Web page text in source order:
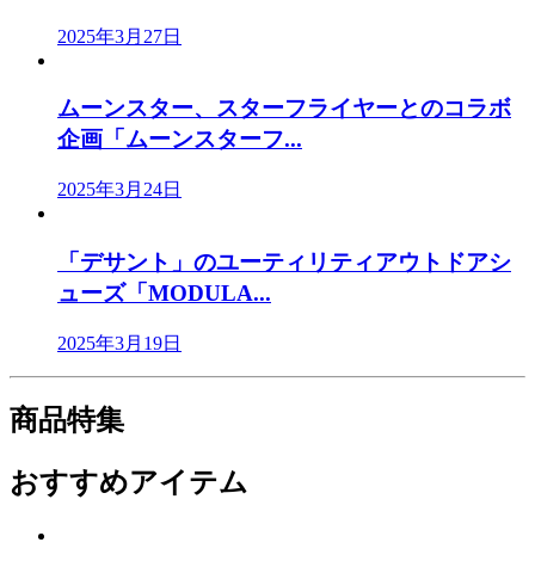
2025年3月27日
ムーンスター、スターフライヤーとのコラボ
企画「ムーンスターフ...
2025年3月24日
「デサント」のユーティリティアウトドアシ
ューズ「MODULA...
2025年3月19日
商品特集
おすすめアイテム